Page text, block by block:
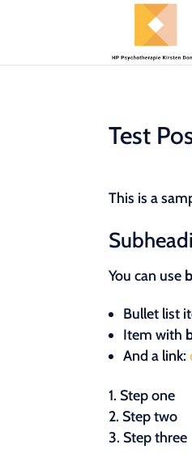
Test
This is a
You can use
Bullet list
Item with
And a link:
Step one
Step two
Step three